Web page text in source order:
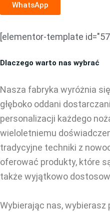
WhatsApp
[elementor-template
Dlaczego warto nas wybrać
Nasza fabryka wyróżnia
głęboko oddani
personalizacji każdego
wieloletniemu
tradycyjne techniki z
oferować produkty, które
także wyjątkowo
Wybierając nas, wybierasz